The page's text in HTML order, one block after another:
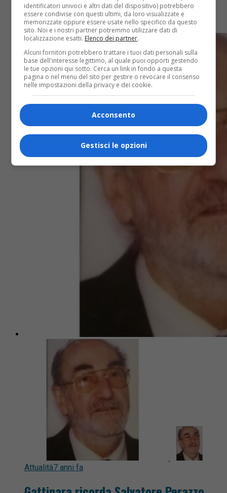
settimanalmente si collegano con le varie messe, ci
sono anche gli ospiti...
Attualità7 anni fa
identificatori univoci e altri dati del dispositivo) potrebbero
essere condivise con questi ultimi, da loro visualizzate e
memorizzate oppure essere usate nello specifico da questo
sito. Noi e i nostri partner potremmo utilizzare dati di
localizzazione esatti. Elenco dei partner.
Alcuni fornitori potrebbero trattare i tuoi dati personali sulla
base dell'interesse legittimo, al quale puoi opporti gestendo
le tue opzioni qui sotto. Cerca un link in fondo a questa
pagina o nel menu del sito per gestire o revocare il consenso
nelle impostazioni della privacy e dei cookie.
Acconsento
Gestisci le opzioni